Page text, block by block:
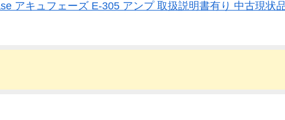
アキュフェーズ E-305 アンプ 取扱説明書有り 中古現状